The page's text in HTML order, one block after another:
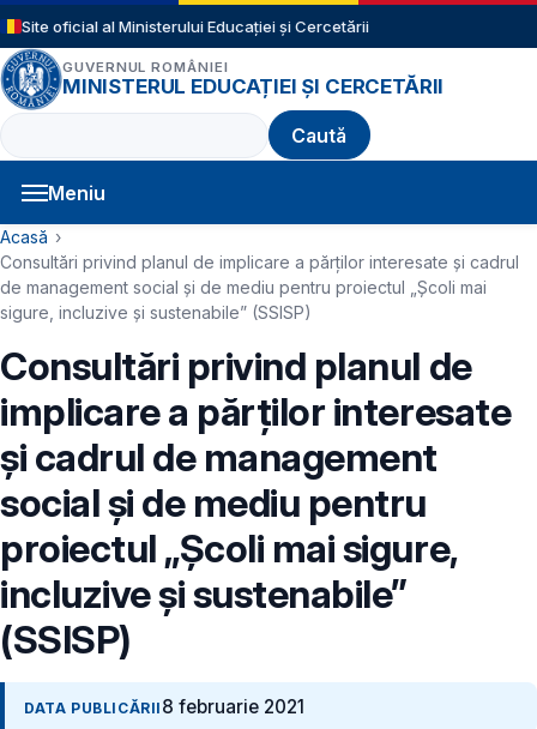
Sari la conținutul principal
Site oficial al Ministerului Educației și Cercetării
GUVERNUL ROMÂNIEI
MINISTERUL EDUCAȚIEI ȘI CERCETĂRII
Caută
Meniu
Navigație principală
Cale de navigare
Acasă
Consultări privind planul de implicare a părților interesate și cadrul
de management social și de mediu pentru proiectul „Școli mai
sigure, incluzive și sustenabile” (SSISP)
Consultări privind planul de
implicare a părților interesate
și cadrul de management
social și de mediu pentru
proiectul „Școli mai sigure,
incluzive și sustenabile”
(SSISP)
DATA PUBLICĂRII 8 februarie 2021